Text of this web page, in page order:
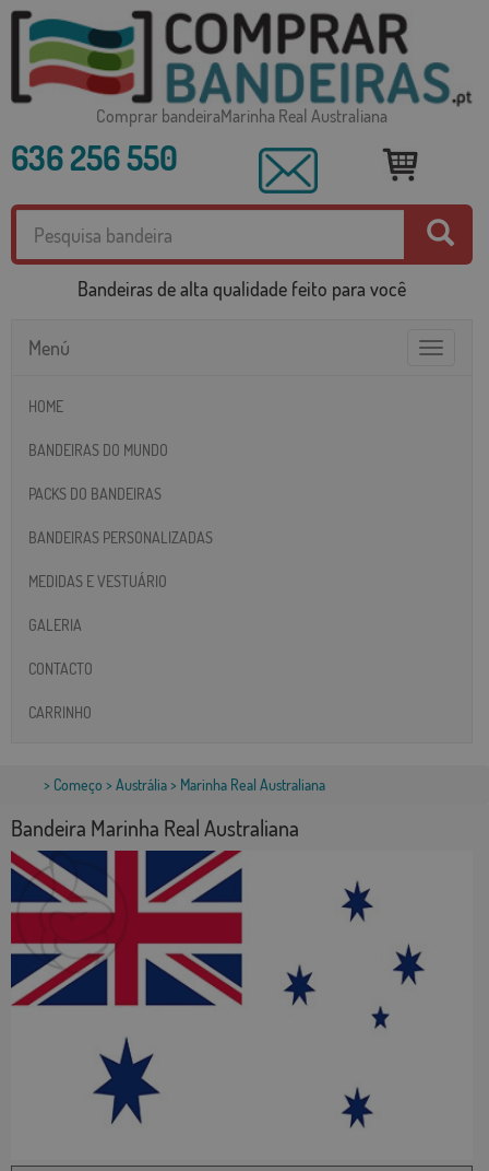
Comprar bandeiraMarinha Real Australiana
636 256 550
Bandeiras de alta qualidade feito para você
Toggle
Menú
HOME
BANDEIRAS DO MUNDO
PACKS DO BANDEIRAS
BANDEIRAS PERSONALIZADAS
MEDIDAS E VESTUÁRIO
GALERIA
CONTACTO
CARRINHO
> Começo > Austrália> Marinha Real Australiana
Bandeira Marinha Real Australiana